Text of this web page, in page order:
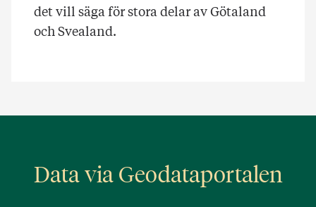
det vill säga för stora delar av Götaland
och Svealand.
Data via Geodataportalen